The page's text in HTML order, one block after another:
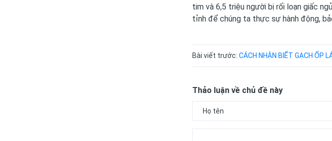
tim và 6,5 triệu người bị rối loạn giấc
tỉnh để chúng ta thực sự hành động,
Bài viết trước: CÁCH NHẬN BIẾT GẠCH ỐP
Thảo luận về chủ đề này